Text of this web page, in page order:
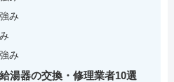
み
み
湯器の交換・修理業者10選